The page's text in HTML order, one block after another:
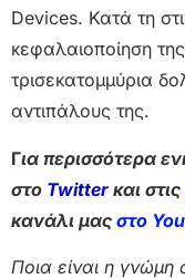
Devices. Κατά τη
κεφαλαιοποίηση
τρισεκατομμύρια
αντιπάλους της.
Για περισσότερα
στο Twitter και στις
κανάλι μας στο
Ποια είναι η γνώμη